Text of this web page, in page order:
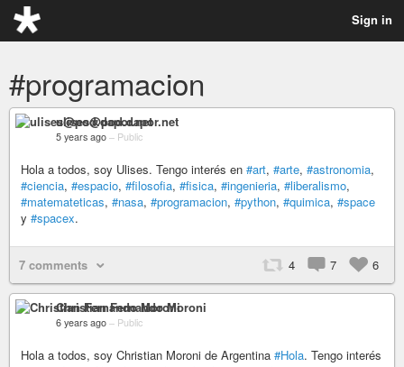
Sign in
#programacion
ulises@pod.dapor.net
5 years ago – Public
Hola a todos, soy Ulises. Tengo interés en #art, #arte, #astronomia,
#ciencia, #espacio, #filosofia, #fisica, #ingenieria, #liberalismo,
#matemateticas, #nasa, #programacion, #python, #quimica, #space
y #spacex.
7 comments 4 7 6
Christian Fernando Moroni
6 years ago – Public
Hola a todos, soy Christian Moroni de Argentina #Hola. Tengo interés